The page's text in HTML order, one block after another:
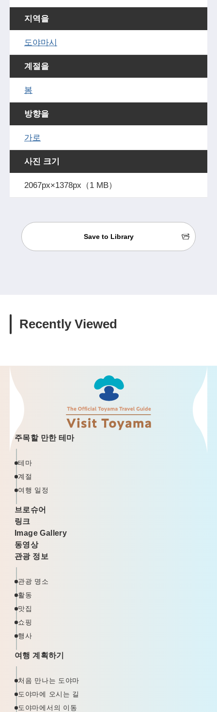
지역을
도야마시
계절을
봄
방향을
가로
사진 크기
2067px×1378px（1 MB）
Save to Library
Recently Viewed
주목할 만한 테마
테마
계절
여행 일정
브로슈어
링크
Image Gallery
동영상
관광 정보
관광 명소
활동
맛집
쇼핑
행사
여행 계획하기
처음 만나는 도야마
도야마에 오시는 길
도야마에서의 이동